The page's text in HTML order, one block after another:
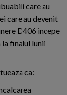
care au
care au devenit
D406 incepe
la finalul lunii
ca: